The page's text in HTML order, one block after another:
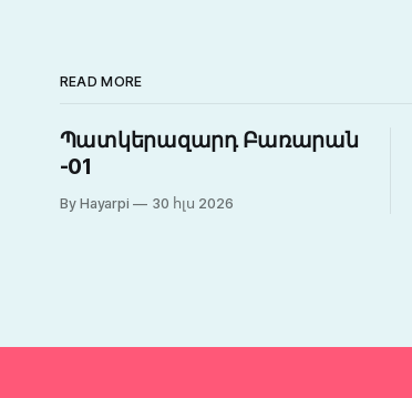
READ MORE
Պատկերազարդ Բառարան
-01
By Hayarpi 30 հլս 2026